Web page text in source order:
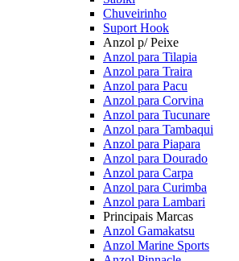
Chuveirinho
Suport Hook
Anzol p/ Peixe
Anzol para Tilapia
Anzol para Traira
Anzol para Pacu
Anzol para Corvina
Anzol para Tucunare
Anzol para Tambaqui
Anzol para Piapara
Anzol para Dourado
Anzol para Carpa
Anzol para Curimba
Anzol para Lambari
Principais Marcas
Anzol Gamakatsu
Anzol Marine Sports